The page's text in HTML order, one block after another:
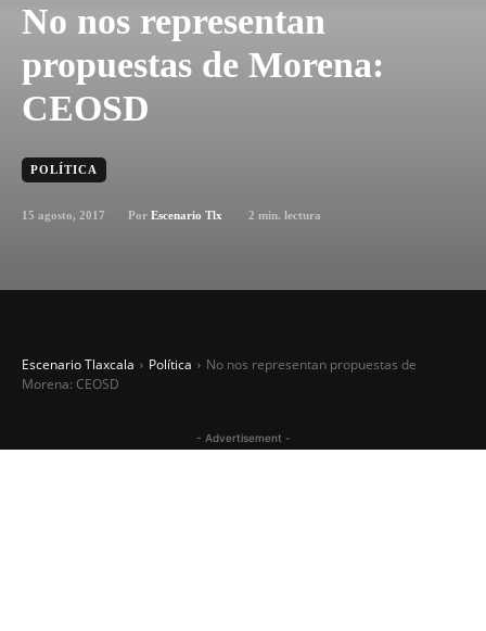
No nos representan
propuestas de Morena:
CEOSD
POLÍTICA
15 agosto, 2017 Por Escenario Tlx 2 min. lectura
Escenario Tlaxcala Política
No nos representan propuestas de
Morena: CEOSD
- Advertisement -